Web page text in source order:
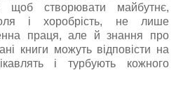
щоб створювати майбутнє,
і хоробрість, не лише
праця, але й знання про
книги можуть відповісти на
і турбують кожного